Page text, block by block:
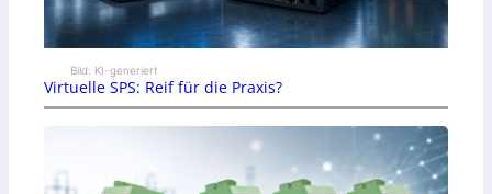
Bild: KI-generiert
Virtuelle SPS: Reif für die Praxis?